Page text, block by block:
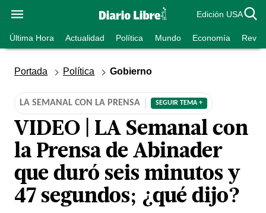
Edición USA
Última Hora Actualidad Política Mundo Economía
Portada Política Gobierno
LA SEMANAL CON LA PRENSA SEGUIR TEMA +
VIDEO | LA Semanal con
la Prensa de Abinader
que duró seis minutos y
47 segundos; ¿qué dijo?